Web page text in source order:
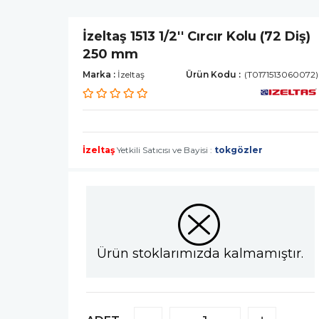
İzeltaş 1513 1/2'' Cırcır Kolu (72 Diş)
250 mm
Marka : İzeltaş (T0171513060072)
İzeltaşYetkili Satıcısı ve Bayisi : tokgözler
Ürün stoklarımızda kalmamıştır.